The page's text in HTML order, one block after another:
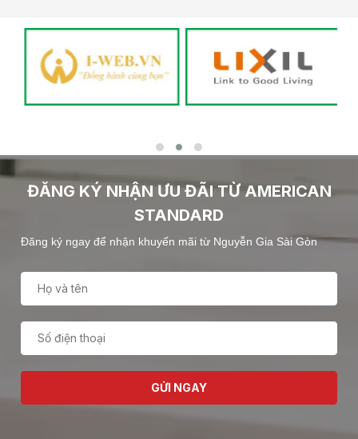
ĐĂNG KÝ NHẬN ƯU ĐÃI TỪ AMERICAN
STANDARD
Đăng ký ngay để nhận khuyến mãi từ Nguyễn Gia Sài Gòn
GỬI NGAY